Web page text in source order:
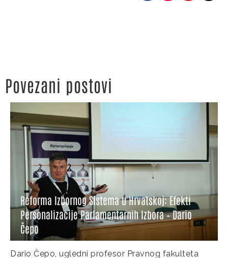
Povezani postovi
Reforma Izbornog Sistema u Hrvatskoj: Efekti
Personalizacije Parlamentarnih Izbora – Dario
Čepo
Dario Čepo, ugledni profesor Pravnog fakulteta